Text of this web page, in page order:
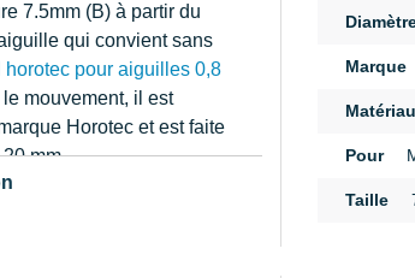
7.5mm (B) à partir du
qui convient sans
horotec pour aiguilles 0,8
mouvement, il est
Horotec et est faite
mm.
peut s'accorder aux
Marque
Pour
Taille